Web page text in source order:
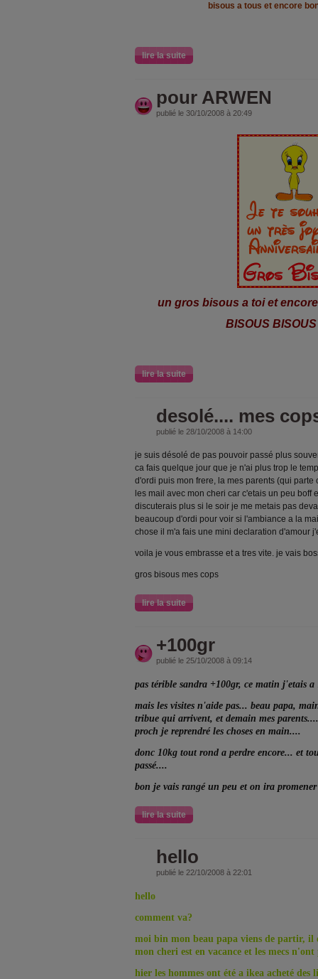
bisous a tous et encore
lire la suite
pour ARWEN
publié le 30/10/2008 à 20:49
un gros bisous a toi et
BISOUS
lire la suite
desolé.... mes
publié le 28/10/2008 à 14:00
je suis désolé de pas pouvoir passé plus
ca fais quelque jour que je n'ai plus trop le
d'ordi puis mon frere, la mes parents (qui
les mail avec mon cheri car c'etais un peu boff
discuterais plus si le soir je me metais pas
beaucoup d'ordi pour voir si l'ambiance a la
chose il m'a fais une mini declaration d'amour
voila je vous embrasse et a tres vite. je vais
gros bisous mes cops
lire la suite
+100gr
publié le 25/10/2008 à 09:14
pas térible sandra +100gr, ce matin j'etais
mais les visites n'aide pas... beau papa,
tribue qui arrivent, et demain mes
proch je reprendré les choses en main....
donc 10kg tout rond a perdre encore... et
passé....
bon je vais rangé un peu et on ira
lire la suite
hello
publié le 22/10/2008 à 22:01
hello
comment va?
moi bin mon beau papa viens de partir, il
mon cheri est en vacance et les mecs
hier les hommes ont été a ikea acheté